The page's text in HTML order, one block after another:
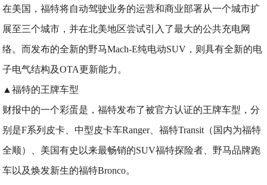
在美国，福特将自动驾驶业务的运营和商业部署从一个城市扩
展至三个城市，并在北美地区尝试引入了最大的公共充电网
络。而发布的全新的野马Mach-E纯电动SUV，则具有全新的电
子电气结构及OTA更新能力。
▲福特的王牌车型
财报中的一个彩蛋是，福特发布了被官方认证的王牌车型，分
别是F系列皮卡、中型皮卡车Ranger、福特Transit（国内为福特
全顺）、美国有史以来最畅销的SUV福特探险者、野马品牌跑
车以及焕发新生的福特Bronco。